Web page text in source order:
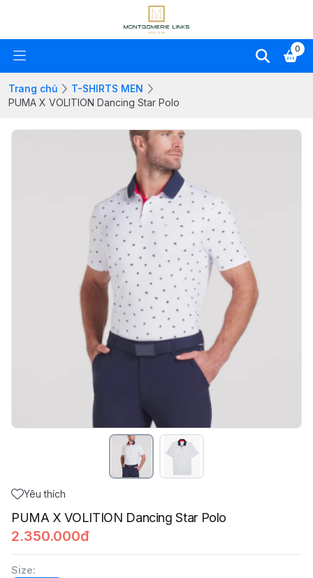
0
Trang chủ
T-SHIRTS MEN
PUMA X VOLITION Dancing Star Polo
Yêu thích
PUMA X VOLITION Dancing Star Polo
2.350.000đ
Size: